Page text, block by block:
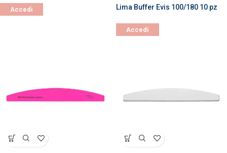
Accedi Lima Buffer Evis 100/180 10 pz
Accedi